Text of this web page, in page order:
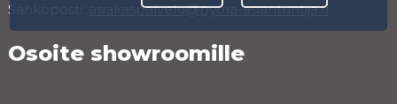
Sähköposti:
asiakaspalvelu@pyora-asiantuntija.fi
Osoite showroomille